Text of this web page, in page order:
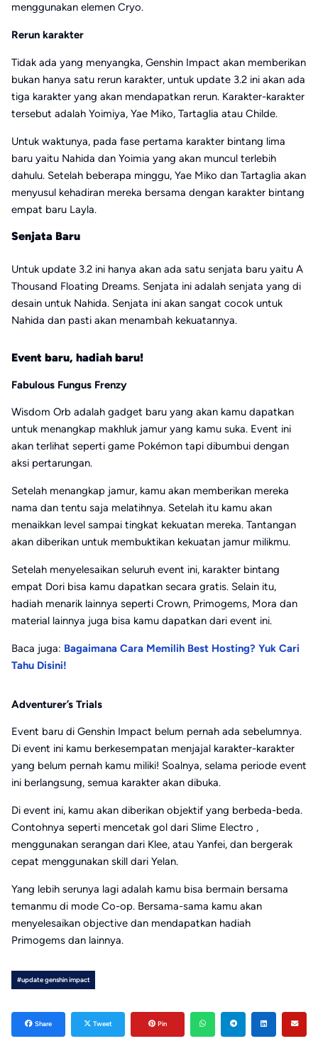
menggunakan elemen Cryo.
Rerun karakter
Tidak ada yang menyangka, Genshin Impact akan memberikan
bukan hanya satu rerun karakter, untuk update 3.2 ini akan ada
tiga karakter yang akan mendapatkan rerun. Karakter-karakter
tersebut adalah Yoimiya, Yae Miko, Tartaglia atau Childe.
Untuk waktunya, pada fase pertama karakter bintang lima
baru yaitu Nahida dan Yoimia yang akan muncul terlebih
dahulu. Setelah beberapa minggu, Yae Miko dan Tartaglia akan
menyusul kehadiran mereka bersama dengan karakter bintang
empat baru Layla.
Senjata Baru
Untuk update 3.2 ini hanya akan ada satu senjata baru yaitu A
Thousand Floating Dreams. Senjata ini adalah senjata yang di
desain untuk Nahida. Senjata ini akan sangat cocok untuk
Nahida dan pasti akan menambah kekuatannya.
Event baru, hadiah baru!
Fabulous Fungus Frenzy
Wisdom Orb adalah gadget baru yang akan kamu dapatkan
untuk menangkap makhluk jamur yang kamu suka. Event ini
akan terlihat seperti game Pokémon tapi dibumbui dengan
aksi pertarungan.
Setelah menangkap jamur, kamu akan memberikan mereka
nama dan tentu saja melatihnya. Setelah itu kamu akan
menaikkan level sampai tingkat kekuatan mereka. Tantangan
akan diberikan untuk membuktikan kekuatan jamur milikmu.
Setelah menyelesaikan seluruh event ini, karakter bintang
empat Dori bisa kamu dapatkan secara gratis. Selain itu,
hadiah menarik lainnya seperti Crown, Primogems, Mora dan
material lainnya juga bisa kamu dapatkan dari event ini.
Baca juga: Bagaimana Cara Memilih Best Hosting? Yuk Cari
Tahu Disini!
Adventurer’s Trials
Event baru di Genshin Impact belum pernah ada sebelumnya.
Di event ini kamu berkesempatan menjajal karakter-karakter
yang belum pernah kamu miliki! Soalnya, selama periode event
ini berlangsung, semua karakter akan dibuka.
Di event ini, kamu akan diberikan objektif yang berbeda-beda.
Contohnya seperti mencetak gol dari Slime Electro ,
menggunakan serangan dari Klee, atau Yanfei, dan bergerak
cepat menggunakan skill dari Yelan.
Yang lebih serunya lagi adalah kamu bisa bermain bersama
temanmu di mode Co-op. Bersama-sama kamu akan
menyelesaikan objective dan mendapatkan hadiah
Primogems dan lainnya.
#update genshin impact
Share Tweet Pin